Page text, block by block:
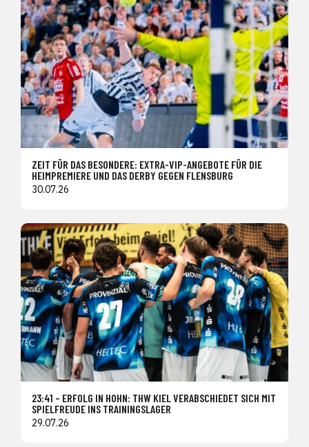
ZEIT FÜR DAS BESONDERE: EXTRA-VIP-ANGEBOTE FÜR DIE
HEIMPREMIERE UND DAS DERBY GEGEN FLENSBURG
30.07.26
23:41 – ERFOLG IN HOHN: THW KIEL VERABSCHIEDET SICH MIT
SPIELFREUDE INS TRAININGSLAGER
29.07.26